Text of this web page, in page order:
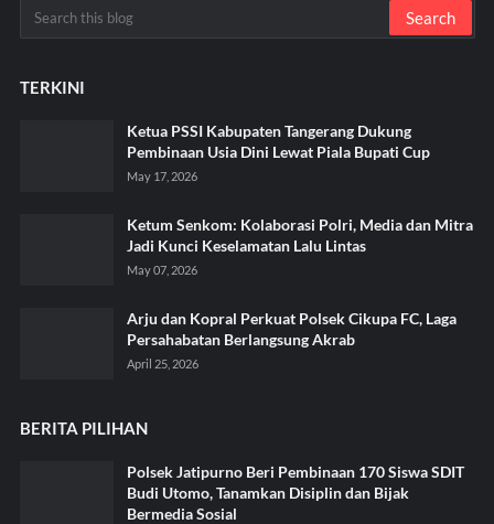
TERKINI
Ketua PSSI Kabupaten Tangerang Dukung
Pembinaan Usia Dini Lewat Piala Bupati Cup
May 17, 2026
Ketum Senkom: Kolaborasi Polri, Media dan Mitra
Jadi Kunci Keselamatan Lalu Lintas
May 07, 2026
Arju dan Kopral Perkuat Polsek Cikupa FC, Laga
Persahabatan Berlangsung Akrab
April 25, 2026
BERITA PILIHAN
Polsek Jatipurno Beri Pembinaan 170 Siswa SDIT
Budi Utomo, Tanamkan Disiplin dan Bijak
Bermedia Sosial